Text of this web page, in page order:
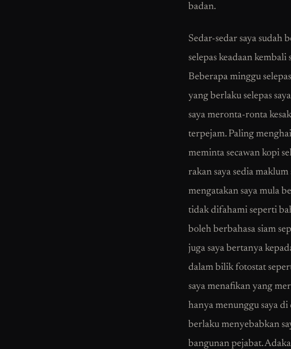
badan.
Sedar-sedar saya sudah
selepas keadaan
Beberapa minggu
yang berlaku selepas
saya meronta-ronta
terpejam. Paling
meminta secawan kopi
rakan saya sedia
mengatakan saya mula
tidak difahami seperti
boleh berbahasa siam
juga saya bertanya
dalam bilik fotostat
saya menafikan yang
hanya menunggu saya
berlaku menyebabkan
bangunan pejabat.